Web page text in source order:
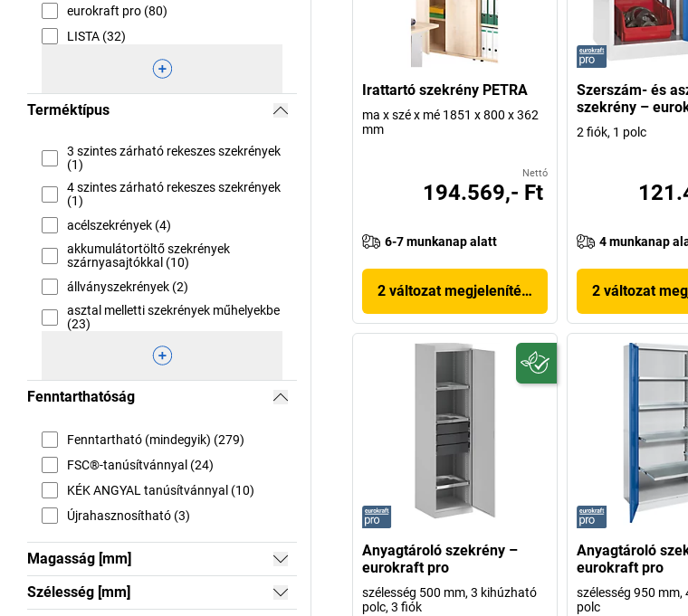
eurokraft pro (80)
LISTA (32)
Terméktípus
3 szintes zárható rekeszes szekrények
(1)
4 szintes zárható rekeszes szekrények
(1)
acélszekrények (4)
akkumulátortöltő szekrények
szárnyasajtókkal (10)
állványszekrények (2)
asztal melletti szekrények műhelyekbe
(23)
Fenntarthatóság
Fenntartható (mindegyik) (279)
FSC®-tanúsítvánnyal (24)
KÉK ANGYAL tanúsítvánnyal (10)
Újrahasznosítható (3)
Magasság [mm]
Szélesség [mm]
Irattartó szekrény PETRA
ma x szé x mé 1851 x 800 x 362
mm
Nettó
194.569,- Ft
6-7 munkanap alatt
2 változat megjelenítése
Szerszám- és
szekrény –
2 fiók, 1 polc
4 munkanap
2 változat
Anyagtároló szekrény –
eurokraft pro
szélesség 500 mm, 3 kihúzható
polc, 3 fiók
Anyagtároló
eurokraft pro
szélesség 950 mm,
polc